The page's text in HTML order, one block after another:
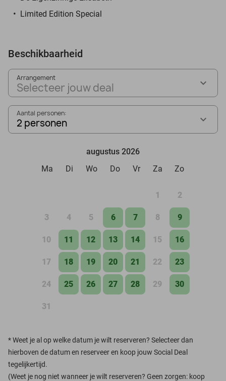
Limited Edition Special
Beschikbaarheid
Arrangement
Selecteer jouw deal
Aantal personen:
2 personen
augustus 2026
Ma
Di Wo Do Vr Za Zo
1 2
3 4 5 6 7 8 9
10 11 12 13 14 15 16
17 18 19 20 21 22 23
24 25 26 27 28 29 30
31
*Weet je al op welke datum je wilt reserveren? Selecteer dan
hierboven de datum en reserveer en koop jouw Social Deal
tegelijkertijd.
(Weet je nog niet wanneer je wilt reserveren? Geen zorgen: koop